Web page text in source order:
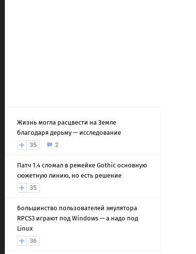
Жизнь могла расцвести на Земле
благодаря дерьму — исследование
35
2
Патч 1.4 сломал в ремейке Gothic основную
сюжетную линию, но есть решение
35
Большинство пользователей эмулятора
RPCS3 играют под Windows — а надо под
Linux
36